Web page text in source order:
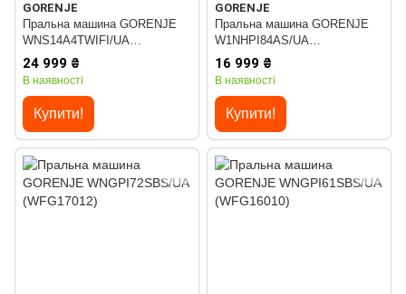
GORENJE
Пральна машина GORENJE
WNS14A4TWIFI/UA
(PS22/4B148)
24 999 ₴
В наявності
Купити!
GORENJE
Пральна машина GORENJE
W1NHPI84AS/UA
(WFLP8014EVM)
16 999 ₴
В наявності
Купити!